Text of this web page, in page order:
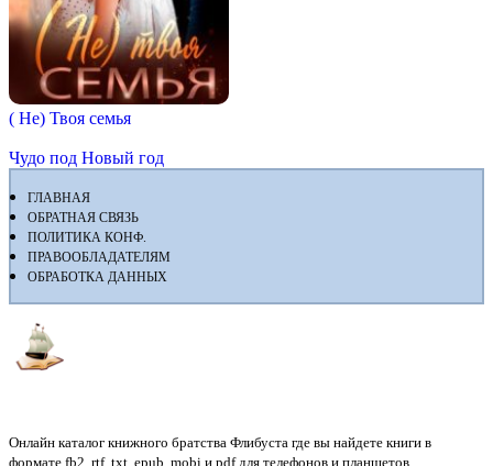
( Не) Твоя семья
Чудо под Новый год
ГЛАВНАЯ
ОБРАТНАЯ СВЯЗЬ
ПОЛИТИКА КОНФ.
ПРАВООБЛАДАТЕЛЯМ
ОБРАБОТКА ДАННЫХ
Онлайн каталог книжного братства Флибуста где вы найдете книги в
формате fb2, rtf, txt, epub, mobi и pdf для телефонов и планшетов.